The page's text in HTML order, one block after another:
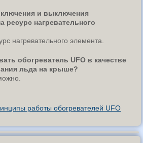
и выключения
ресурс нагревательного
нагревательного элемента.
обогреватель UFO в качестве
льда на крыше?
работы обогревателей UFO